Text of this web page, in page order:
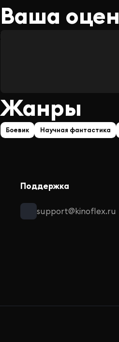
Ваша
Жанры
Боевик Научная фантастика
Поддержка
support@kinoflex.ru